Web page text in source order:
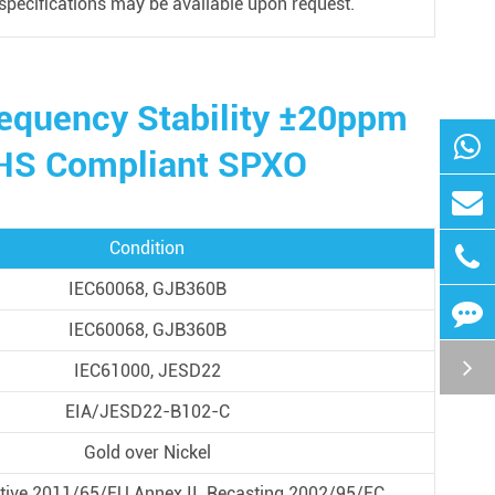
Stability ±20ppm
Compliant SPXO
Condition
IEC60068, GJB360B
IEC60068, GJB360B
IEC61000, JESD22
EIA/JESD22-B102-C
Gold over Nickel